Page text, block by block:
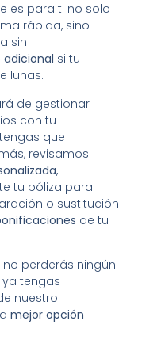
es para ti no solo
rápida, sino
sin
adicional si tu
lunas.
de gestionar
con tu
que
revisamos
,
tu póliza para
o sustitución
de tu
perderás ningún
tengas
nuestro
mejor opción